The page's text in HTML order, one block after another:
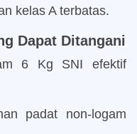
kelas A terbatas.
Dapat Ditangani
6 Kg SNI efektif
padat non-logam